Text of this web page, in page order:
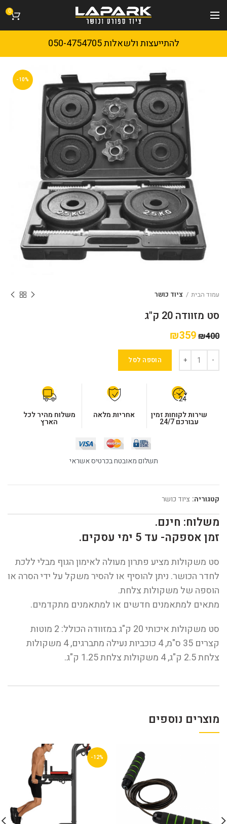
0
להתייעצות ולשאלות 050-4754705
-10%
עמוד הבית ציוד כושר
סט מזוודה 20 ק"ג
₪400
₪359
הוספה לסל
שירות לקוחות זמין
עבורכם 24/7
אחריות מלאה משלוח מהיר לכל
הארץ
תשלום מאובטח בכרטיס אשראי
קטגוריה: ציוד כושר
משלוח: חינם.
זמן אספקה- עד 5 ימי עסקים.
סט משקולות מציע פתרון מעולה לאימון הגוף מבלי ללכת
לחדר הכושר. ניתן להוסיף או להסיר משקל על ידי הסרה או
הוספה של משקולות צלחת.
מתאים למתאמנים חדשים או למתאמנים מתקדמים.
סט משקולות איכותי 20 ק"ג במזוודה הכולל: 2 מוטות
קצרים 35 ס"מ, 4 כוכביות נעילה מתברגים, 4 משקולות
צלחת 2.5 ק"ג, 4 משקולות צלחת 1.25 ק"ג.
מוצרים נוספים
-12%